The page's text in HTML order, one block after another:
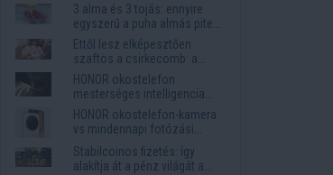
3 alma és 3 tojás: ennyire
egyszerű a puha almás pite
titka
Ettől lesz elképesztően
szaftos a csirkecomb: a
sörös pác a titok
HONOR okostelefon
mesterséges intelligencia
funkciók, amelyek
megkönnyítik az életet
HONOR okostelefon-kamera
vs mindennapi fotózási
igények
Stabilcoinos fizetés: így
alakítja át a pénz világát a